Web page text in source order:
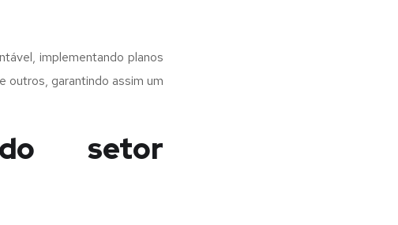
implementando planos
outros, garantindo assim um
do setor